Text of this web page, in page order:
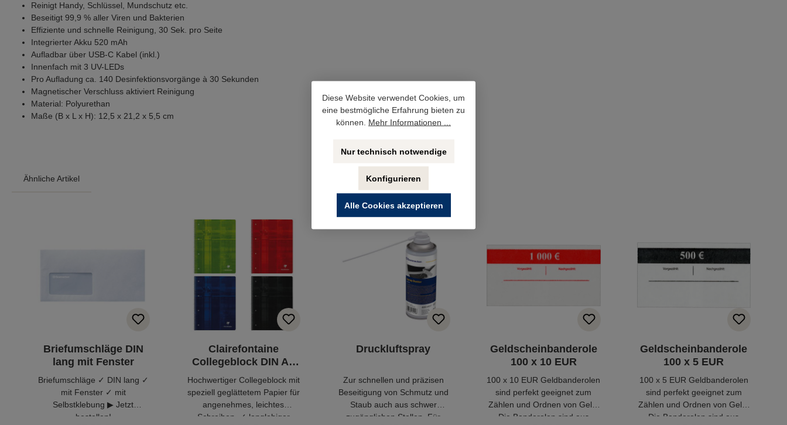
Reinigt Handy, Schlüssel, Mundschutz etc.
Beseitigt 99,9 % aller Viren und Bakterien
Effiziente und schnelle Reinigung, 30 Sek. pro Seite
Integrierter Akku 520 mAh
Aufladbar über USB-C Kabel (inkl.)
Innenfach mit 3 UV-LEDs
Pro Aufladung ca. 140 Desinfektionsvorgänge à 30 Sekunden
Magnetischer Verschluss aktiviert Reinigung
Material: Polyurethan
Maße (B x L x H): 12,5 x 21,2 x 5,5 cm
Ähnliche Artikel
Briefumschläge DIN
lang mit Fenster
Briefumschläge ✓ DIN lang ✓
mit Fenster ✓ mit
Selbstklebung ▶ Jetzt
bestellen!
Clairefontaine
Collegeblock DIN A4
kariert
Hochwertiger Collegeblock mit
speziell geglättetem Papier für
angenehmes, leichtes
Schreiben. ✓ langlebiger
Druckluftspray
Zur schnellen und präzisen
Beseitigung von Schmutz und
Staub auch aus schwer
zugänglichen Stellen. Für
Geldscheinbanderole
100 x 10 EUR
100 x 10 EUR Geldbanderolen
sind perfekt geeignet zum
Zählen und Ordnen von Geld.
Die Banderolen sind aus
Geldscheinbanderole
100 x 5 EUR
100 x 5 EUR Geldbanderolen
sind perfekt geeignet zum
Zählen und Ordnen von Geld.
Die Banderolen sind aus
Diese Website verwendet Cookies, um
eine bestmögliche Erfahrung bieten zu
können. Mehr Informationen ...
Nur technisch notwendige
Konfigurieren
Alle Cookies akzeptieren